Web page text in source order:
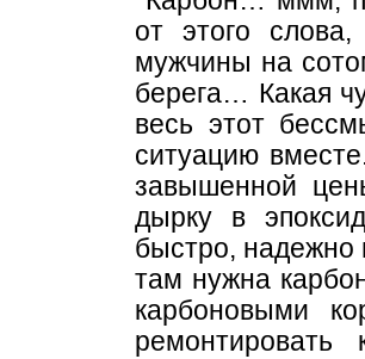
от этого
мужчины на
берега… Какая
весь этот
ситуацию
завышенной
дырку в
быстро, надежно
там нужна
карбоновыми